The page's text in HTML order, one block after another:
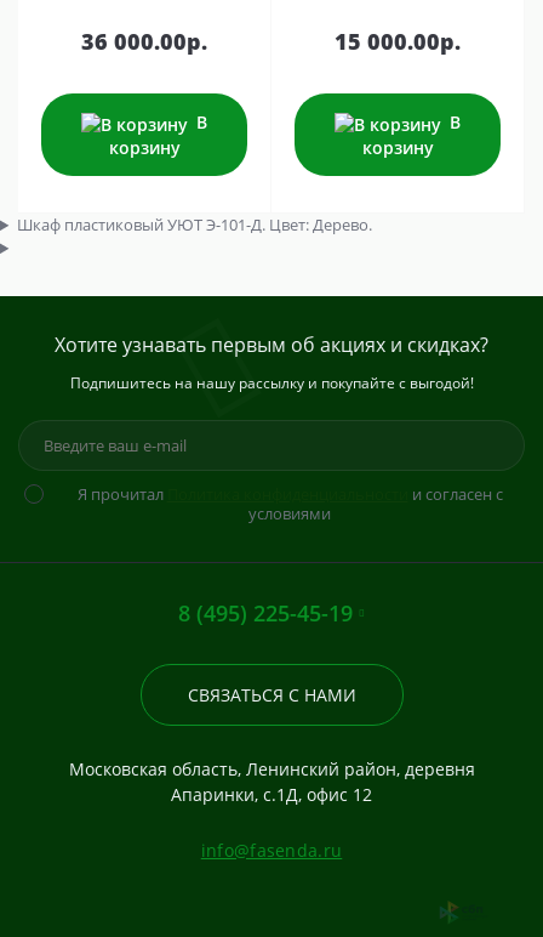
36 000.00р.
В
корзину
15 000.00р.
В
корзину
Шкаф пластиковый УЮТ Э-101-Д. Цвет: Дерево.
Хотите узнавать первым об акциях и скидках?
Подпишитесь на нашу рассылку и покупайте с выгодой!
Я прочитал
и согласен с
условиями
8 (495) 225-45-19
СВЯЗАТЬСЯ С НАМИ
Московская область, Ленинский район, деревня
Апаринки, с.1Д, офис 12
info@fasenda.ru